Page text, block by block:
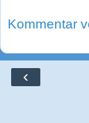
Kommentar
‹